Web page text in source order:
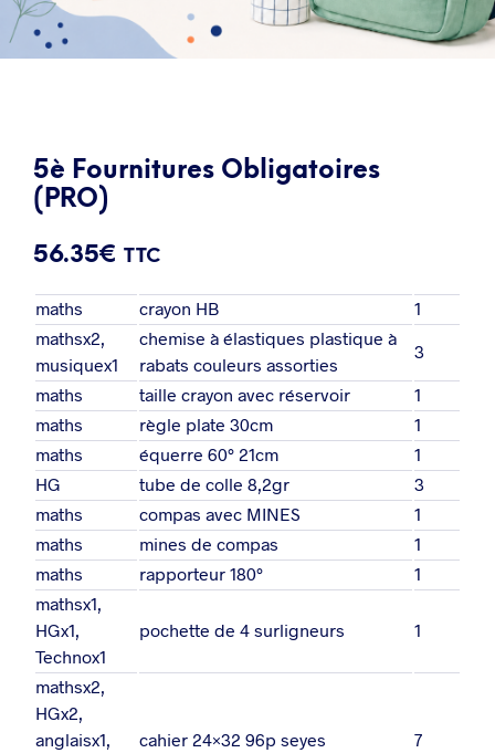
5è Fournitures Obligatoires
(PRO)
56.35€ TTC
maths crayon HB
1
mathsx2,
musiquex1
chemise à élastiques plastique à
rabats couleurs assorties
3
maths taille crayon avec réservoir
1
maths
règle plate 30cm
1
maths
équerre 60° 21cm
1
HG
tube de colle 8,2gr
3
maths
compas avec MINES
1
maths
mines de compas
1
maths
rapporteur 180°
1
mathsx1,
HGx1,
Technox1
pochette de 4 surligneurs 1
mathsx2,
HGx2,
anglaisx1,
cahier 24×32 96p seyes 7